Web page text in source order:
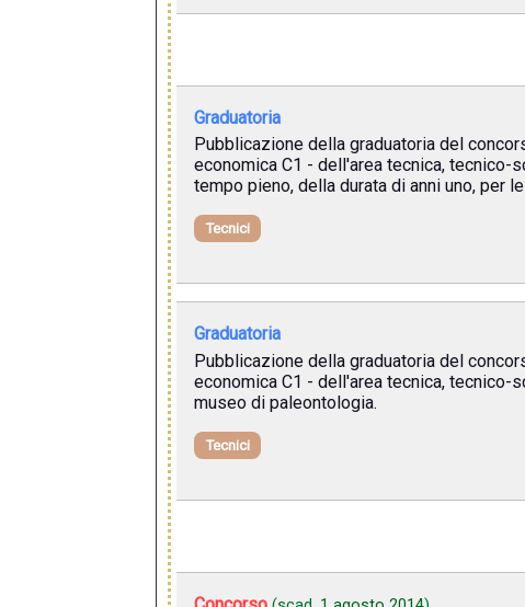
Graduatoria
Pubblicazione della graduatoria del
economica C1 - dell'area tecnica, tecnico-
tempo pieno, della durata di anni uno,
Tecnici
Graduatoria
Pubblicazione della graduatoria del
economica C1 - dell'area tecnica, tecnico-
museo di paleontologia.
Tecnici